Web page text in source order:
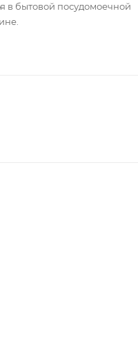
в бытовой посудомоечной